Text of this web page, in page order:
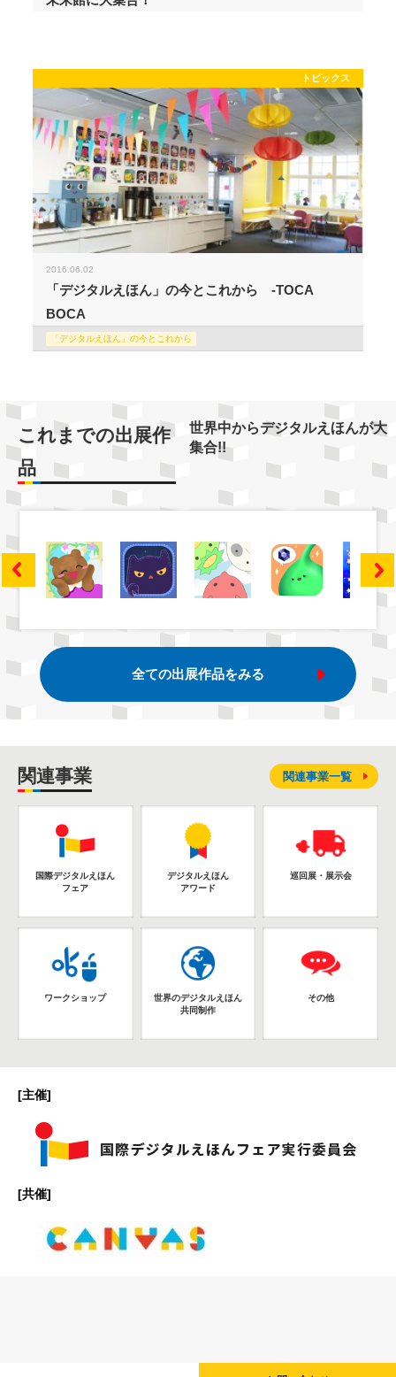
トピックス
2016.06.02
「デジタルえほん」の今とこれから -TOCA
BOCA
「デジタルえほん」の今とこれから
これまでの出展作
品
世界中からデジタルえほんが大
集合!!
全ての出展作品をみる
関連事業
国際デジタルえほん
フェア
デジタルえほん
アワード
巡回展・展示会
ワークショップ
世界のデジタルえほん
共同制作
その他
関連事業一覧
[主催]
[共催]